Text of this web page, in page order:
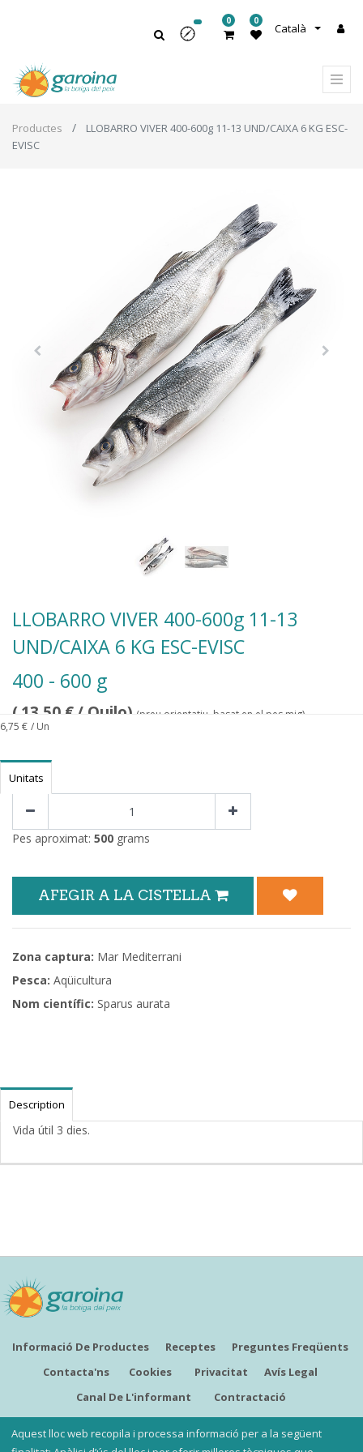
Català
0 0
Productes
LLOBARRO VIVER 400-600g 11-13 UND/CAIXA 6 KG ESC-
EVISC
LLOBARRO VIVER 400-600g 11-13
UND/CAIXA 6 KG ESC-EVISC
400 - 600 g
(13,50 € / Quilo)
6,75 € / Un
(preu orientatiu, basat en el pes mig)
Unitats
Pes aproximat: 500 grams
AFEGIR A LA CISTELLA
Zona captura: Mar Mediterrani
Pesca: Aqüicultura
Nom científic: Sparus aurata
Description
Vida útil 3 dies.
Informació De Productes Receptes
Preguntes Freqüents
Contacta'ns
Cookies Privacitat
Avís Legal
Canal De L'informant
Contractació
Aquest lloc web recopila i processa informació per a la següent